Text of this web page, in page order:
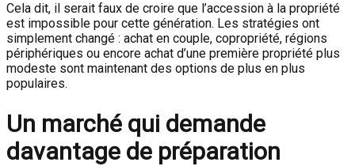
Cela dit, il serait faux de croire que l’accession à la propriété
est impossible pour cette génération. Les stratégies ont
simplement changé : achat en couple, copropriété, régions
périphériques ou encore achat d’une première propriété plus
modeste sont maintenant des options de plus en plus
populaires.
Un marché qui demande
davantage de préparation